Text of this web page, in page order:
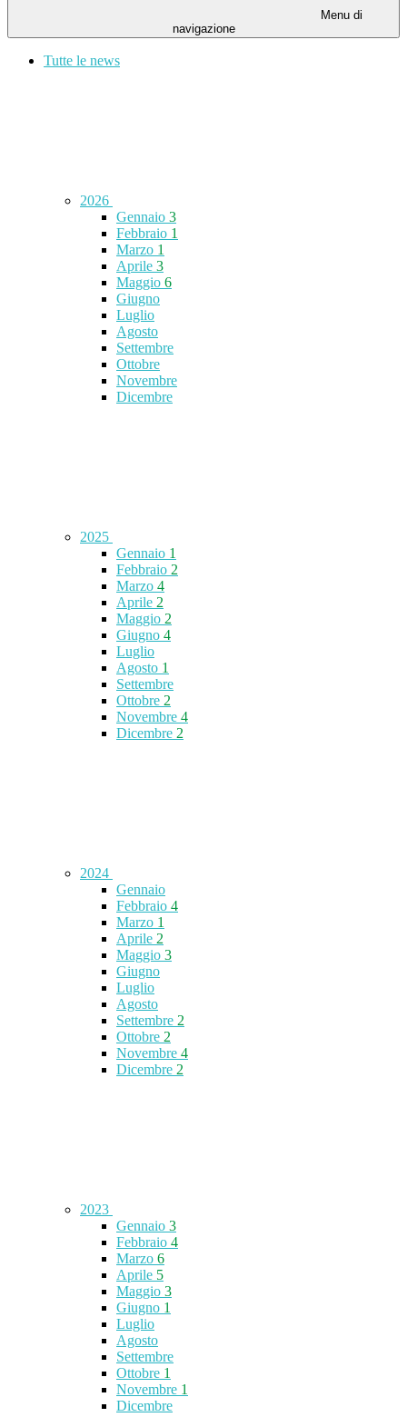
Menu di
navigazione
Tutte le news
2026
Gennaio 3
Febbraio 1
Marzo 1
Aprile 3
Maggio 6
Giugno
Luglio
Agosto
Settembre
Ottobre
Novembre
Dicembre
2025
Gennaio 1
Febbraio 2
Marzo 4
Aprile 2
Maggio 2
Giugno 4
Luglio
Agosto 1
Settembre
Ottobre 2
Novembre 4
Dicembre 2
2024
Gennaio
Febbraio 4
Marzo 1
Aprile 2
Maggio 3
Giugno
Luglio
Agosto
Settembre 2
Ottobre 2
Novembre 4
Dicembre 2
2023
Gennaio 3
Febbraio 4
Marzo 6
Aprile 5
Maggio 3
Giugno 1
Luglio
Agosto
Settembre
Ottobre 1
Novembre 1
Dicembre